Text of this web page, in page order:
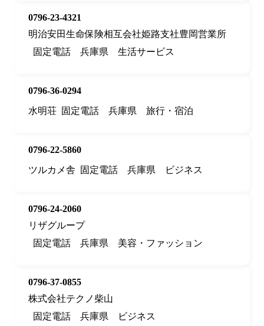
0796-23-4321
明治安田生命保険相互会社姫路支社豊岡営業所
固定電話
兵庫県 生活サービス
0796-36-0294
水明荘 固定電話 兵庫県 旅行・宿泊
0796-22-5860
ツルカメ舎
固定電話 兵庫県 ビジネス
0796-24-2060
リザグループ
固定電話
兵庫県 美容・ファッション
0796-37-0855
株式会社テクノ柴山
固定電話
兵庫県 ビジネス